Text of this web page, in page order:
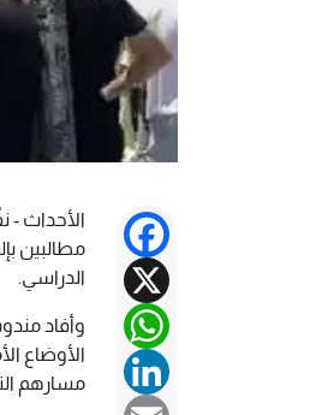
Facebook
X
WhatsApp
LinkedIn
Email
الأحداث -
مطالبين
الدراسي.
الأوضاع
مسارهم